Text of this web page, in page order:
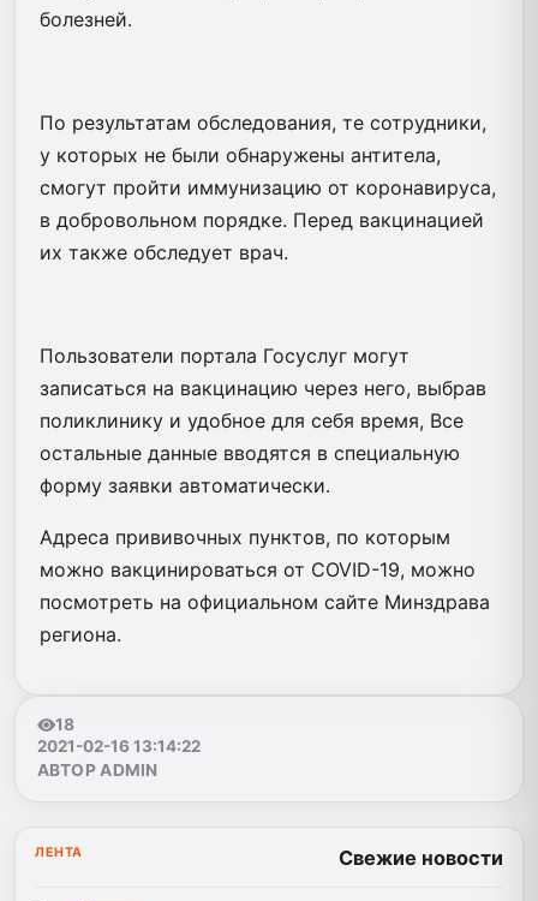
болезней.
По результатам обследования, те сотрудники,
у которых не были обнаружены антитела,
смогут пройти иммунизацию от коронавируса,
в добровольном порядке. Перед вакцинацией
их также обследует врач.
Пользователи портала Госуслуг могут
записаться на вакцинацию через него, выбрав
поликлинику и удобное для себя время, Все
остальные данные вводятся в специальную
форму заявки автоматически.
Адреса прививочных пунктов, по которым
можно вакцинироваться от COVID-19, можно
посмотреть на официальном сайте Минздрава
региона.
18
2021-02-16 13:14:22
АВТОР ADMIN
ЛЕНТА Свежие новости